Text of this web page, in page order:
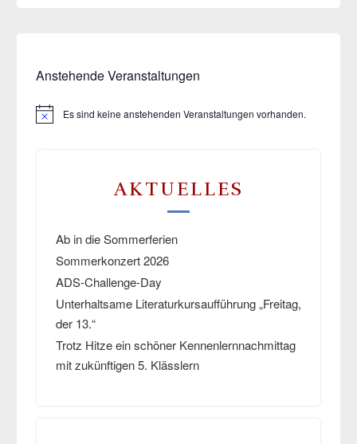
Anstehende Veranstaltungen
HinweisEs sind keine anstehenden Veranstaltungen vorhanden.
AKTUELLES
Ab in die Sommerferien
Sommerkonzert 2026
ADS-Challenge-Day
Unterhaltsame Literaturkursaufführung „Freitag,
der 13.“
Trotz Hitze ein schöner Kennenlernnachmittag
mit zukünftigen 5. Klässlern